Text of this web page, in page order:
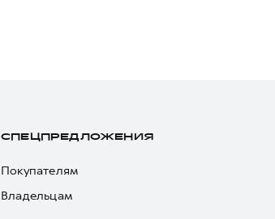
СПЕЦПРЕДЛОЖЕНИЯ
Покупателям
Владельцам